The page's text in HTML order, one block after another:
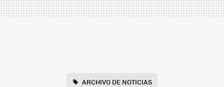
ARCHIVO DE NOTICIAS